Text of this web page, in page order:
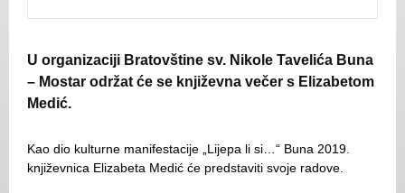
U organizaciji Bratovštine sv. Nikole Tavelića Buna
– Mostar održat će se književna večer s Elizabetom
Medić.
Kao dio kulturne manifestacije „Lijepa li si…“ Buna 2019.
književnica Elizabeta Medić će predstaviti svoje radove.